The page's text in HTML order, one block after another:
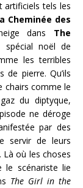
artificiels tels les
Cheminée des
dans The
spécial noël de
les terribles
de pierre. Qu’ils
chairs comme le
du diptyque,
ne déroge
par des
servir de leurs
où les choses
le scénariste lie
The Girl in the